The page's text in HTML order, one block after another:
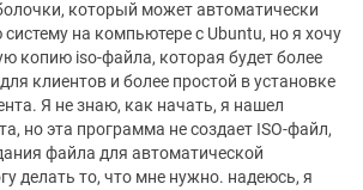
который может автоматически
на компьютере с Ubuntu, но я хочу
копию iso-файла, которая будет более
клиентов и более простой в установке
Я не знаю, как начать, я нашел
но эта программа не создает ISO-файл,
файла для автоматической
делать то, что мне нужно. надеюсь, я